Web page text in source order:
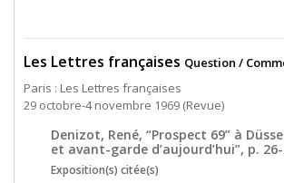
Les Lettres françaises Question /
Paris : Les Lettres françaises
29 octobre-4 novembre 1969 (Revue)
Denizot, René, “Prospect 69” à
et avant-garde d’aujourd’hui”, p.
Exposition(s) citée(s)